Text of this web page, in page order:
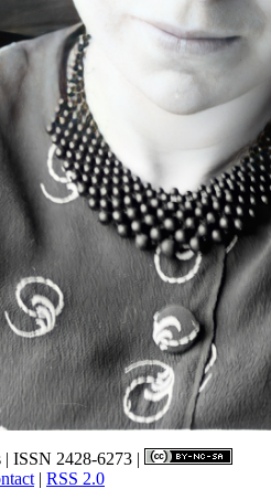
| ISSN 2428-6273 |
| RSS 2.0